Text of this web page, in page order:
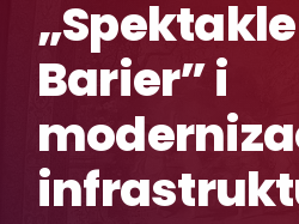
„Spektakle
Barier” i